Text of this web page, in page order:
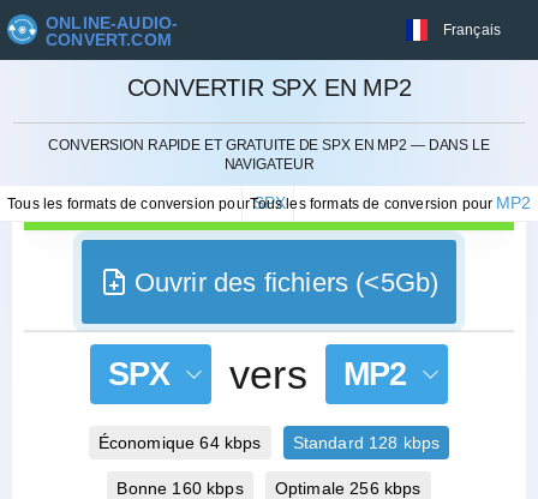
ONLINE-AUDIO-
CONVERT.COM
Français
CONVERTIR SPX EN MP2
CONVERSION RAPIDE ET GRATUITE DE SPX EN MP2 — DANS LE
NAVIGATEUR
Tous les formats de conversion pourSPX
Tous les formats de conversion pour MP2
Ouvrir des fichiers (<5Gb)
SPX vers MP2
Économique 64 kbps Standard 128 kbps
Bonne 160 kbps Optimale 256 kbps